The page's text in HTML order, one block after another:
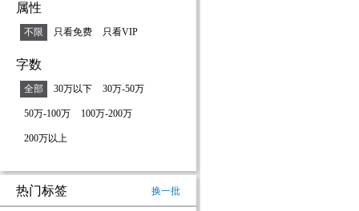
属性
不限 只看免费 只看VIP
字数
全部 30万以下 30万-50万
50万-100万 100万-200万
200万以上
热门标签 换一批